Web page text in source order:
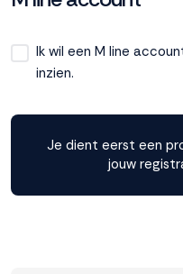
Ik wil een M line
inzien.
Je dient eerst een
jouw